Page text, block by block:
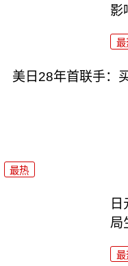
影
最
美日28年首联手：
最热
局
最